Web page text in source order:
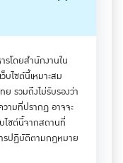
ยมิให้มีการเข้าสู่
น โดยปราศจาก
ผ่านข้อมูลทาง
ดภัยได้อย่างสมบูรณ์
ล่าวนี้ บริษัทฯจึงไม่
ร ส่งผ่านข้อมูลใด ๆ
อมูลมาให้บริษัทฯ
รโดยสำนักงานใน
บไซต์นี้เหมาะสม
ย รวมถึงไม่รับรองว่า
วามที่ปรากฏ อาจจะ
ไซต์นี้จากสถานที่
รปฏิบัติตามกฎหมาย